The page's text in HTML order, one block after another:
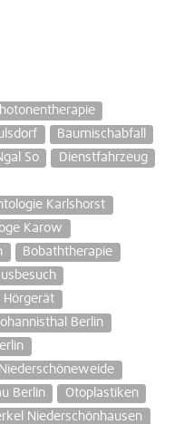
Baumischabfall
So
Dienstfahrzeug
Karlshorst
Karow
Bobaththerapie
Hörgerät
Berlin
Berlin
Otoplastiken
Niederschönhausen